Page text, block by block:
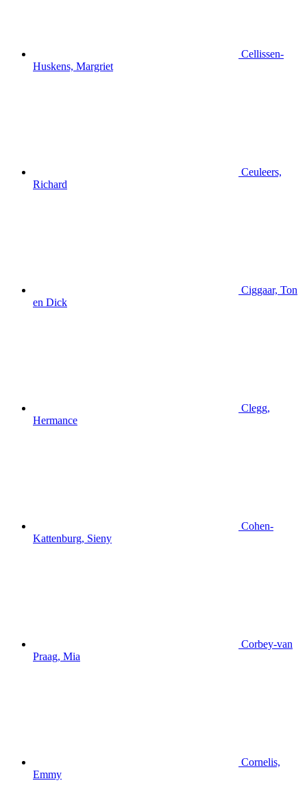
Cellissen-
Huskens, Margriet
Ceuleers,
Richard
Ciggaar, Ton
en Dick
Clegg,
Hermance
Cohen-
Kattenburg, Sieny
Corbey-van
Praag, Mia
Cornelis,
Emmy